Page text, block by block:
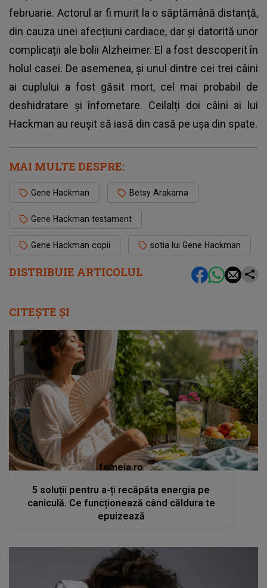
DISTRIBUIE ARTICOLUL
februarie. Actorul ar fi murit la o săptămână distanță,
din cauza unei afecțiuni cardiace, dar și datorită unor
complicații ale bolii Alzheimer. El a fost descoperit în
holul casei. De asemenea, și unul dintre cei trei câini
ai cuplului a fost găsit mort, cel mai probabil de
deshidratare și înfometare. Ceilalți doi câini ai lui
Hackman au reușit să iasă din casă pe ușa din spate.
MAI MULTE DESPRE:
Gene Hackman Betsy Arakama
Gene Hackman testament
Gene Hackman copii sotia lui Gene Hackman
CITEȘTE ȘI
femeia.ro
5 soluții pentru a-ți recăpăta energia pe
caniculă. Ce funcționează când căldura te
epuizează